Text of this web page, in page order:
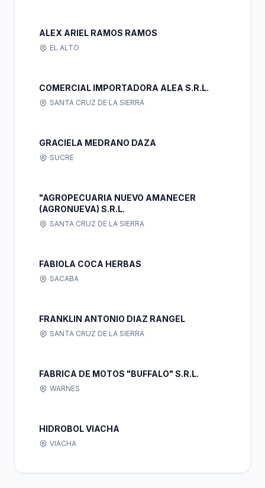
ALEX ARIEL RAMOS RAMOS
EL ALTO
COMERCIAL IMPORTADORA ALEA S.R.L.
SANTA CRUZ DE LA SIERRA
GRACIELA MEDRANO DAZA
SUCRE
"AGROPECUARIA NUEVO AMANECER
(AGRONUEVA) S.R.L.
SANTA CRUZ DE LA SIERRA
FABIOLA COCA HERBAS
SACABA
FRANKLIN ANTONIO DIAZ RANGEL
SANTA CRUZ DE LA SIERRA
FABRICA DE MOTOS "BUFFALO" S.R.L.
WARNES
HIDROBOL VIACHA
VIACHA